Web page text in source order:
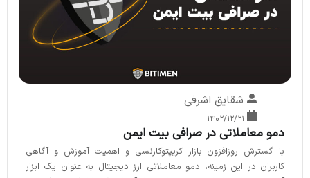
شقایق اشرفی
۱۴۰۲/۱۲/۲۱
دمو معاملاتی در صرافی بیت ایمن
با گسترش روزافزون بازار کریپتوکارنسی و اهمیت آموزش و آگاهی
کاربران در این زمینه، دمو معاملاتی ارز دیجیتال به عنوان یک ابزار